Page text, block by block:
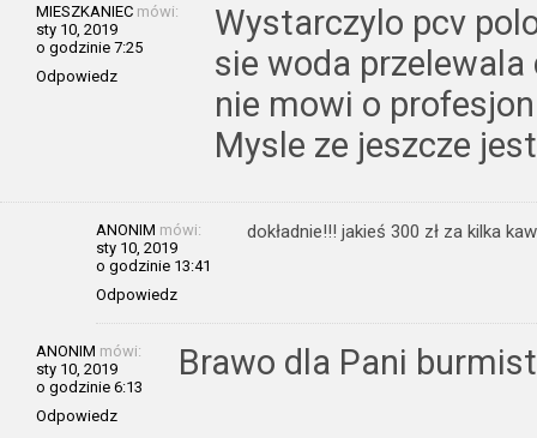
MIESZKANIEC mówi:
sty 10, 2019
o godzinie 7:25
Odpowiedz
Wystarczylo pcv
sie woda
nie mowi o
Mysle ze jeszcze
ANONIM mówi:
sty 10, 2019
o godzinie 13:41
Odpowiedz
dokładnie!!! jakieś 300 zł za kilka
ANONIM mówi:
sty 10, 2019
o godzinie 6:13
Odpowiedz
Brawo dla Pani